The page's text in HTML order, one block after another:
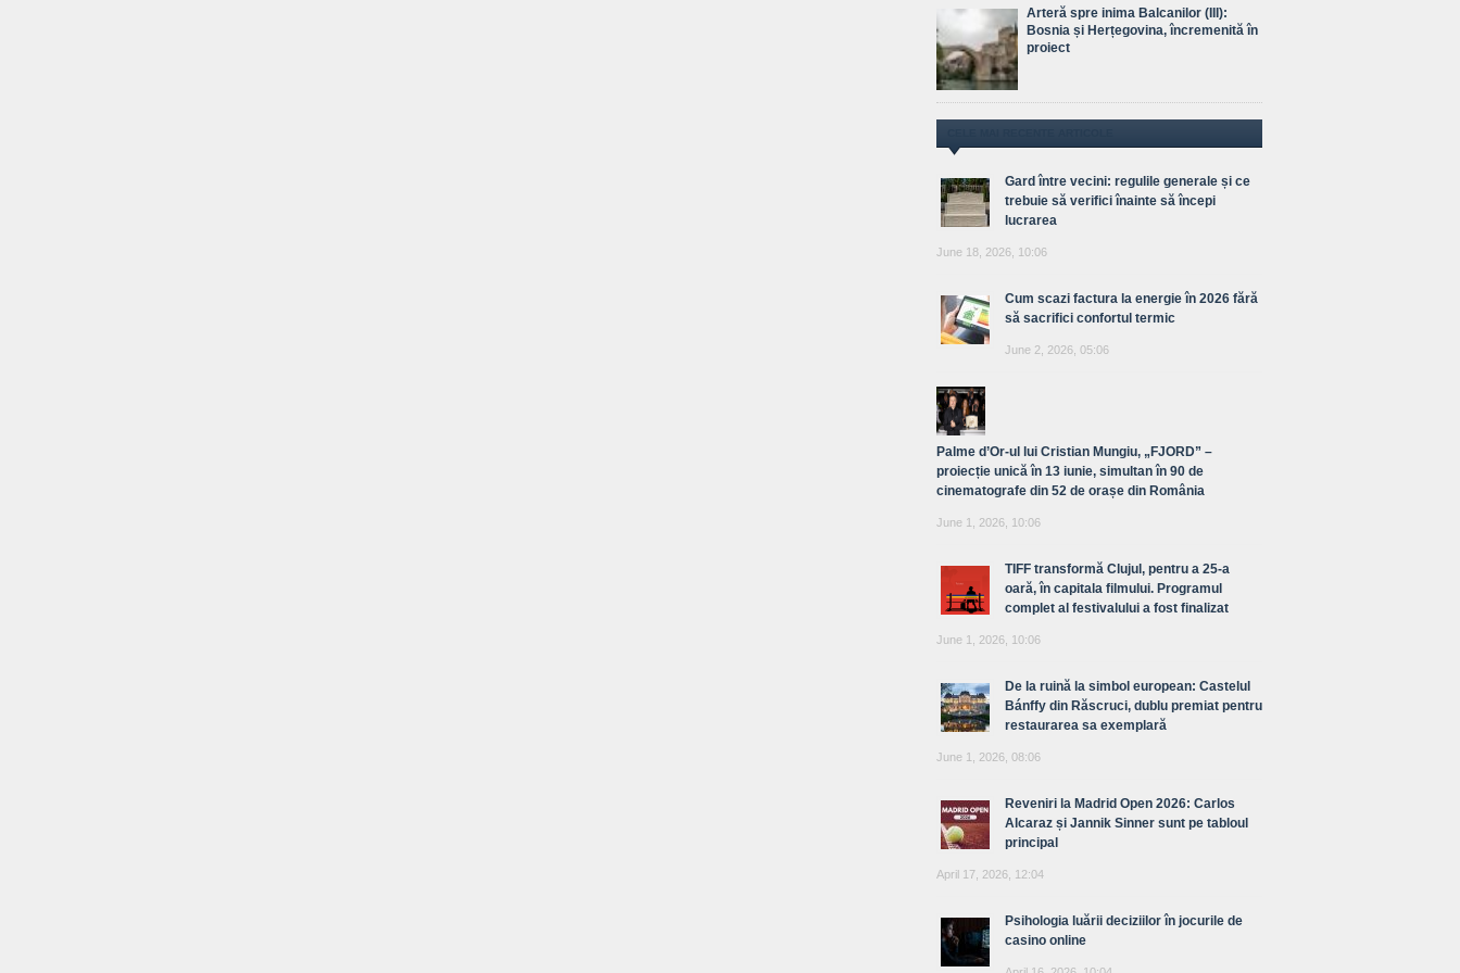
Arteră spre inima Balcanilor (III):
Bosnia și Herțegovina, încremenită în
proiect
Gard între vecini: regulile generale și ce
trebuie să verifici înainte să începi
lucrarea
June 18, 2026, 10:06
Cum scazi factura la energie în 2026 fără
să sacrifici confortul termic
June 2, 2026, 05:06
Palme d’Or-ul lui Cristian Mungiu, „FJORD” –
proiecție unică în 13 iunie, simultan în 90 de
cinematografe din 52 de orașe din România
June 1, 2026, 10:06
TIFF transformă Clujul, pentru a 25-a
oară, în capitala filmului. Programul
complet al festivalului a fost finalizat
June 1, 2026, 10:06
De la ruină la simbol european: Castelul
Bánffy din Răscruci, dublu premiat pentru
restaurarea sa exemplară
June 1, 2026, 08:06
Reveniri la Madrid Open 2026: Carlos
Alcaraz și Jannik Sinner sunt pe tabloul
principal
April 17, 2026, 12:04
Psihologia luării deciziilor în jocurile de
casino online